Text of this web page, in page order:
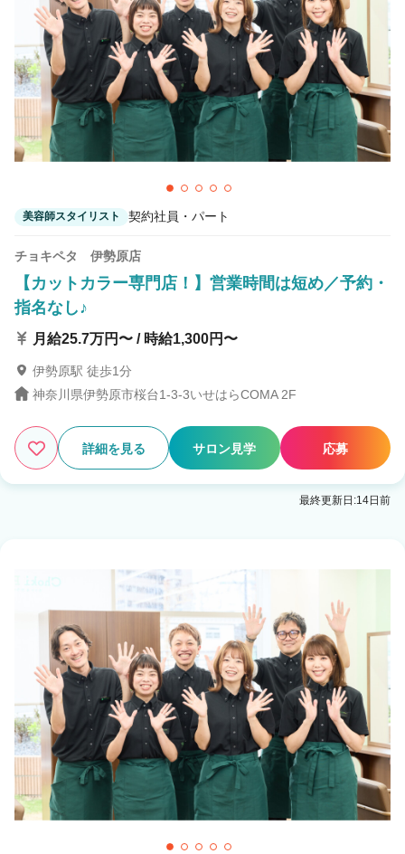
美容師スタイリスト 契約社員・パート
チョキペタ 伊勢原店
【カットカラー専門店！】営業時間は短め／予約・
指名なし♪
月給25.7万円〜 / 時給1,300円〜
伊勢原駅 徒歩1分
神奈川県伊勢原市桜台1-3-3いせはらCOMA 2F
詳細を見る サロン見学 応募
最終更新日:14日前